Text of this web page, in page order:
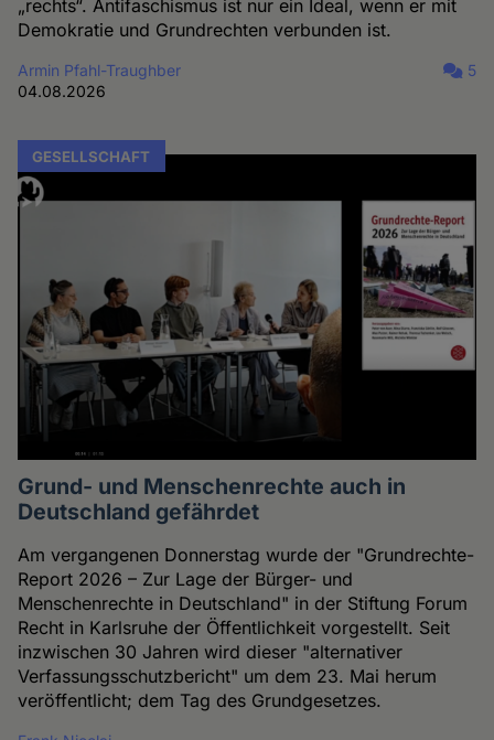
„rechts“. Antifaschismus ist nur ein Ideal, wenn er mit
Demokratie und Grundrechten verbunden ist.
Armin Pfahl-Traughber
04.08.2026
5
GESELLSCHAFT
Grund- und Menschenrechte auch in
Deutschland gefährdet
Am vergangenen Donnerstag wurde der "Grundrechte-
Report 2026 – Zur Lage der Bürger- und
Menschenrechte in Deutschland" in der Stiftung Forum
Recht in Karlsruhe der Öffentlichkeit vorgestellt. Seit
inzwischen 30 Jahren wird dieser "alternativer
Verfassungsschutzbericht" um dem 23. Mai herum
veröffentlicht; dem Tag des Grundgesetzes.